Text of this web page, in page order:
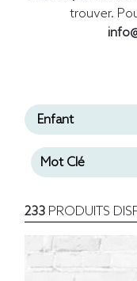
trouver.
233 PRODUITS